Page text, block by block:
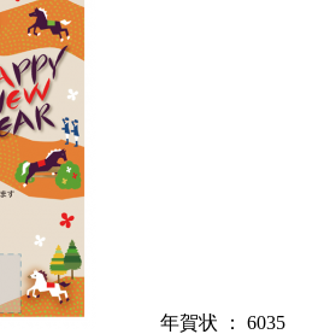
年賀状 ： 6035